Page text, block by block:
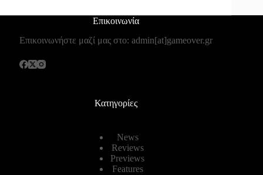
Επικοινωνία
Επικοινωνήστε μαζί μας στο: admin[at]gameover.gr
Κατηγορίες
News
Reviews
Previews
Features